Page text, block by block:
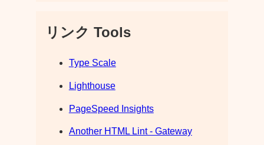
リンク Tools
Type Scale
Lighthouse
PageSpeed Insights
Another HTML Lint - Gateway